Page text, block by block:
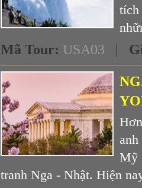
Mã Tour: USA03 |
Mỹ
tranh Nga - Nhật. Hiện